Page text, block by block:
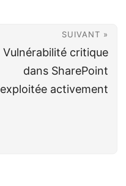
SUIVANT »
Vulnérabilité critique
dans SharePoint
exploitée activement